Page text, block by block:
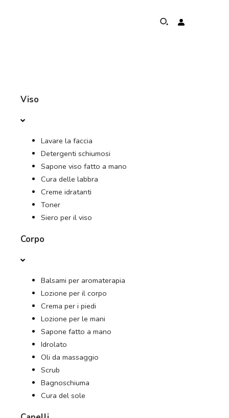
PROGRAMMA DI PROTEZIONE DEGLI ELEFANTI
PRESENZA GLOBALE E RISULTATI
I NOSTRI IMPEGNI
Viso
Lavare la faccia
Detergenti schiumosi
Sapone viso fatto a mano
Cura delle labbra
Creme idratanti
Toner
Siero per il viso
Corpo
Balsami per aromaterapia
Lozione per il corpo
Crema per i piedi
Lozione per le mani
Sapone fatto a mano
Idrolato
Oli da massaggio
Scrub
Bagnoschiuma
Cura del sole